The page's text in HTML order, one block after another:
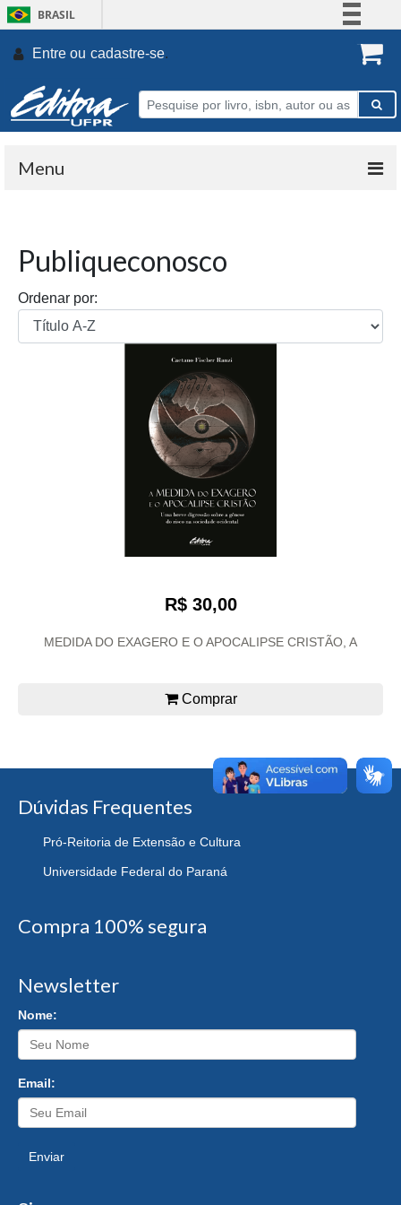
BRASIL
Participe
Entre ou cadastre-se.
Menu
Publiqueconosco
Ordenar por:
R$ 30,00
MEDIDA DO EXAGERO E O APOCALIPSE CRISTÃO, A
Comprar
Dúvidas Frequentes
Pró-Reitoria de Extensão e Cultura
Universidade Federal do Paraná
Compra 100% segura
Newsletter
Nome:
Email:
Enviar